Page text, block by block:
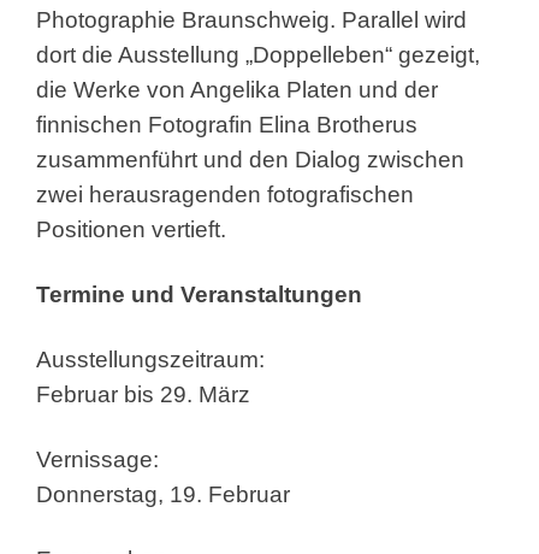
Photographie Braunschweig. Parallel wird
dort die Ausstellung „Doppelleben“ gezeigt,
die Werke von Angelika Platen und der
finnischen Fotografin Elina Brotherus
zusammenführt und den Dialog zwischen
zwei herausragenden fotografischen
Positionen vertieft.
Termine und Veranstaltungen
Ausstellungszeitraum:
Februar bis 29. März
Vernissage:
Donnerstag, 19. Februar